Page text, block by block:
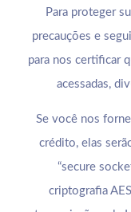
Para proteger
precauções e
para nos certificar
acessadas,
Se você nos
crédito, elas
“secure
criptografia